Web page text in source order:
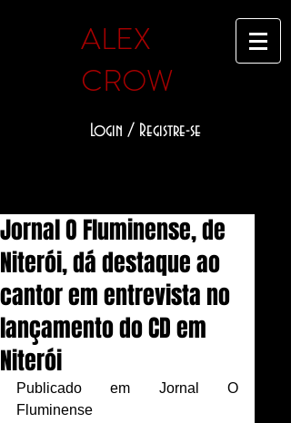
ALEX
CROW
Login / Registre-se
Jornal O Fluminense, de
Niterói, dá destaque ao
cantor em entrevista no
lançamento do CD em
Niterói
Publicado em Jornal O
Fluminense